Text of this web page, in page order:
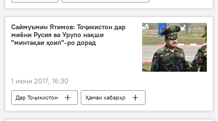
Шералӣ Ҷӯраев
Ҷӯрабек Муродов
тоҷикон
дӯстӣ
узбакон
9 сентябр - рӯзи Истиқлол: 28 соли мустақилияти Тоҷикистон
Саймуъмин Ятимов: Тоҷикистон дар
миёни Русия ва Урупо нақши
"минтақаи ҳоил"-ро дорад
1 июни 2017, 16:30
Дар Тоҷикистон
Ҳамаи хабарҳо
Амният ва мудофиа
Саймуъмин Ятимов